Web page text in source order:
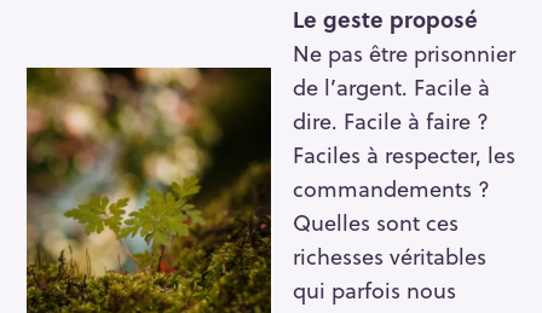
Le geste proposé
Ne pas être prisonnier
de l’argent. Facile à
dire. Facile à faire ?
Faciles à respecter, les
commandements ?
Quelles sont ces
richesses véritables
qui parfois nous